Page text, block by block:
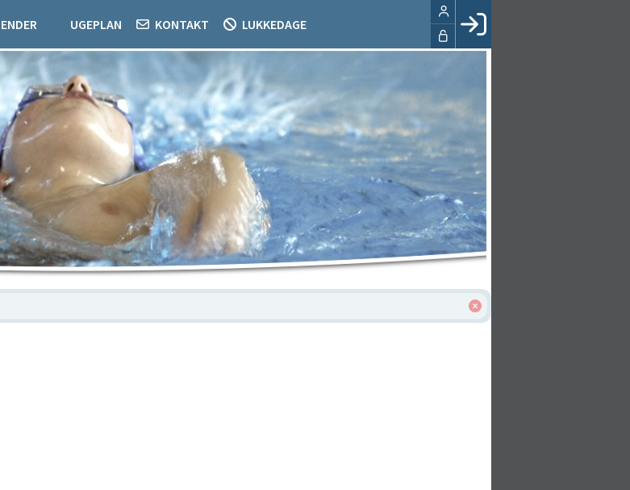
UGEPLAN KONTAKT LUKKEDAGE
LOG IND